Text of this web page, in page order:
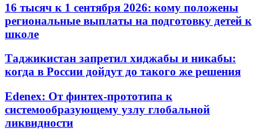
16 тысяч к 1 сентября 2026: кому положены
региональные выплаты на подготовку детей к
школе
Таджикистан запретил хиджабы и никабы:
когда в России дойдут до такого же решения
Edenex: От финтех-прототипа к
системообразующему узлу глобальной
ликвидности